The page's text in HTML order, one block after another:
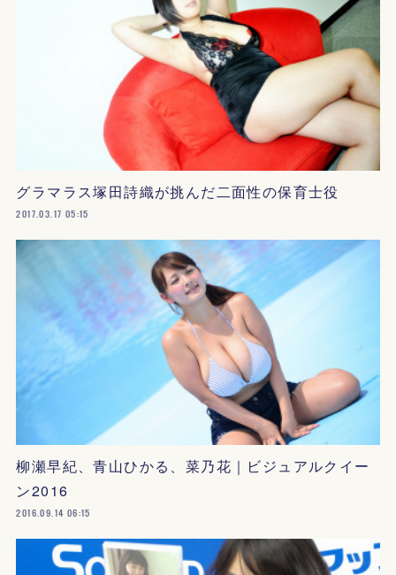
グラマラス塚田詩織が挑んだ二面性の保育士役
2017.03.17 05:15
柳瀬早紀、青山ひかる、菜乃花｜ビジュアルクイー
ン2016
2016.09.14 06:15